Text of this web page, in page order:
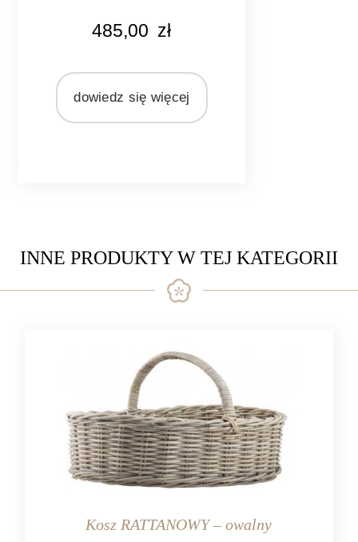
naturalny rattan
rattan
485,00 zł
dowiedz się więcej
INNE PRODUKTY W TEJ KATEGORII
Kosz RATTANOWY – owalny